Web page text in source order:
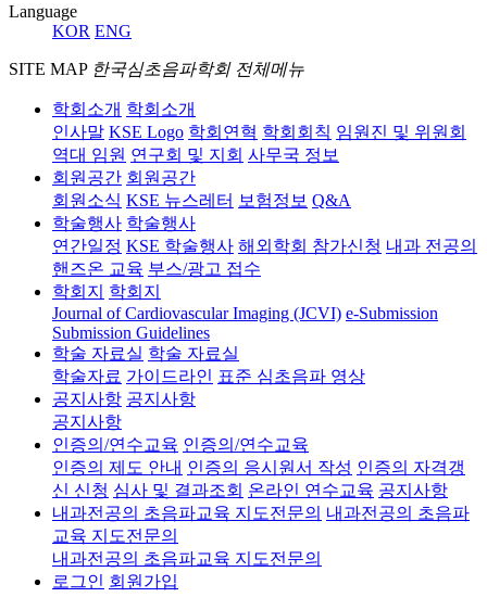
Language
KOR ENG
SITE MAP 한국심초음파학회 전체메뉴
학회소개 학회소개
인사말 KSE Logo 학회연혁 학회회칙 임원진 및 위원회
역대 임원 연구회 및 지회 사무국 정보
회원공간 회원공간
회원소식 KSE 뉴스레터 보험정보 Q&A
학술행사 학술행사
연간일정 KSE 학술행사 해외학회 참가신청 내과 전공의
핸즈온 교육 부스/광고 접수
학회지
학회지
Journal of Cardiovascular Imaging (JCVI) e-Submission
Submission Guidelines
학술 자료실 학술 자료실
학술자료 가이드라인 표준 심초음파 영상
공지사항 공지사항
공지사항
인증의/연수교육 인증의/연수교육
인증의 제도 안내 인증의 응시원서 작성 인증의 자격갱
신 신청 심사 및 결과조회 온라인 연수교육 공지사항
내과전공의 초음파교육 지도전문의 내과전공의 초음파
교육 지도전문의
내과전공의 초음파교육 지도전문의
로그인 회원가입